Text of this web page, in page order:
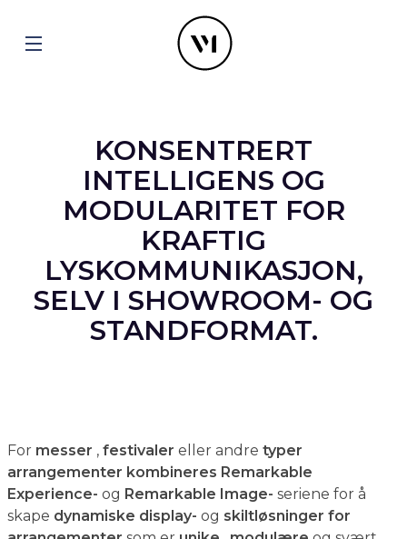
KONSENTRERT
INTELLIGENS OG
MODULARITET FOR
KRAFTIG
LYSKOMMUNIKASJON,
SELV I SHOWROOM- OG
STANDFORMAT.
For messer , festivaler eller andre typer
arrangementer kombineres Remarkable
Experience- og Remarkable Image- seriene for å
skape dynamiske display- og skiltløsninger for